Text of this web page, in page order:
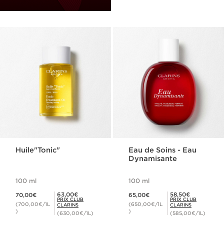
Huile"Tonic"
100 ml
70,00€
(700,00€/1L
)
Prix Club Clarins 63,00€
63,00€
PRIX CLUB
CLARINS
(630,00€/1L)
Eau de Soins - Eau
Dynamisante
100 ml
65,00€
(650,00€/1L
)
Prix Club Clarins 58,50€
58,50€
PRIX CLUB
CLARINS
(585,00€/1L)